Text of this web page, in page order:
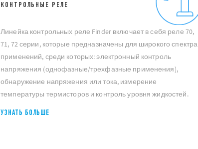
КОНТРОЛЬНЫЕ РЕЛЕ
Линейка контрольных реле Finder включает в себя реле 70,
71, 72 серии, которые предназначены для широкого спектра
применений, среди которых: электронный контроль
напряжения (однофазные/трехфазные применения),
обнаружение напряжения или тока, измерение
температуры термисторов и контроль уровня жидкостей.
УЗНАТЬ БОЛЬШЕ